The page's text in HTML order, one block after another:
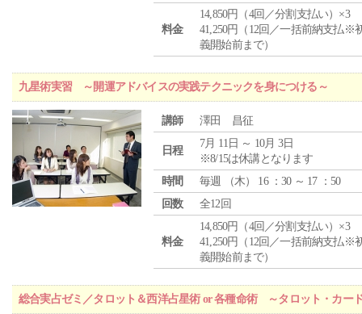
料金
14,850円（4回／分割支払い）×3
41,250円（12回／一括前納支払※
義開始前まで）
九星術実習 ～開運アドバイスの実践テクニックを身につける～
講師 澤田 昌征
日程
7月 11日 ～ 10月 3日
※8/15は休講となります
時間
毎週 （木） 16 ：30 ～ 17 ：50
回数
全12回
料金
14,850円（4回／分割支払い）×3
41,250円（12回／一括前納支払※
義開始前まで）
総合実占ゼミ／タロット＆西洋占星術 or 各種命術 ～タロット・カー